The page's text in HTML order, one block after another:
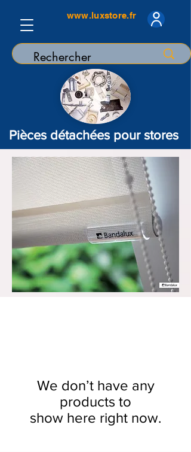
www.luxstore.fr
Pièces détachées pour stores
We don’t have any
products to
show here right now.